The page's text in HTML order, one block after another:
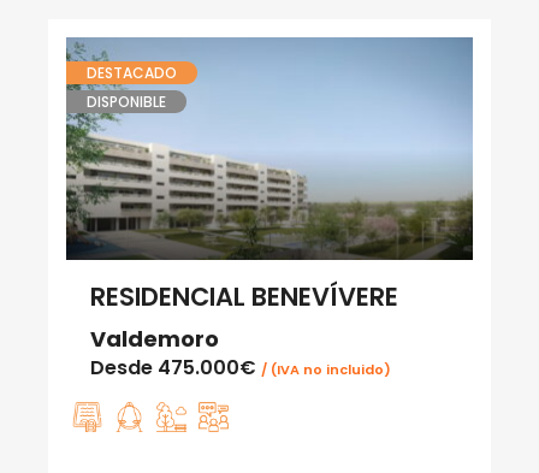
DESTACADO
DISPONIBLE
RESIDENCIAL BENEVÍVERE
Valdemoro
Desde 475.000€ / (IVA no incluido)